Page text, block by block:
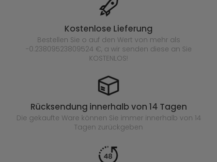
Kostenlose Lieferung
Bestellen Sie o auf den Wert von mehr als
-0.23809523809524 €, a wir senden diese an Sie
KOSTENLOS!
Rücksendung innerhalb von 14 Tagen
Die gekaufte Ware können Sie immer innerhalb von 14
Tagen zurückgeben